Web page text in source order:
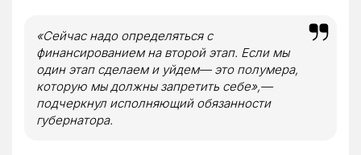
«Сейчас надо определяться с
финансированием на второй этап. Если мы
один этап сделаем и уйдем— это полумера,
которую мы должны запретить себе»,—
подчеркнул исполняющий обязанности
губернатора.